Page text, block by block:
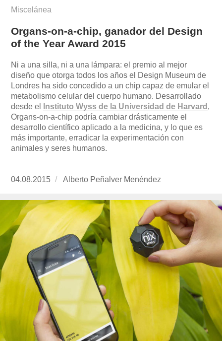
Miscelánea
Organs-on-a-chip, ganador del Design
of the Year Award 2015
Ni a una silla, ni a una lámpara: el premio al mejor
diseño que otorga todos los años el Design Museum de
Londres ha sido concedido a un chip capaz de emular el
metabolismo celular del cuerpo humano. Desarrollado
desde el
Instituto Wyss de la Universidad de Harvard ,
Organs-on-a-chip podría cambiar drásticamente el
desarrollo científico aplicado a la medicina, y lo que es
más importante, erradicar la experimentación con
animales y seres humanos.
Publicado
04.08.2015
https://www.experimenta.es/author/alberto-
menendez/
Alberto Peñalver Menéndez